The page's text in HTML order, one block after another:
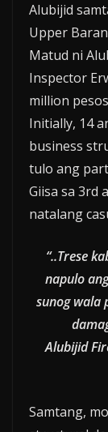
Alubijid
Upper
Matud ni
Inspector
million
Initially, 14
business
tulo ang
Giisa sa 3rd
natalang
“..Trese
napulo
sunog wala
Alubijid
Samtang,